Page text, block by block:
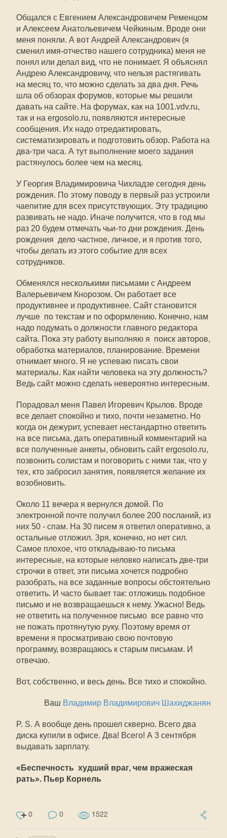
Общался с Евгением Александровичем Ременцом
и Алексеем Анатольевичем Чейкиным. Вроде они
меня поняли. А вот Андрей Александрович (я
сменил имя-отчество нашего сотрудника) меня не
понял или делал вид, что не понимает. Я объяснял
Андрею Александровичу, что нельзя растягивать
на месяц то, что можно сделать за два дня. Речь
шла об обзорах форумов, которые мы решили
давать на сайте. На форумах, как на 1001.vdv.ru,
так и на ergosolo.ru, появляются интересные
сообщения. Их надо отредактировать,
систематизировать и подготовить обзор. Работа на
два-три часа. А тут выполнение моего задания
растянулось более чем на месяц.
У Георгия Владимировича Чихладзе сегодня день
рождения. По этому поводу в первый раз устроили
чаепитие для всех присутствующих. Эту традицию
развивать не надо. Иначе получится, что в год мы
раз 20 будем отмечать чьи-то дни рождения. День
рождения  дело частное, личное, и я против того,
чтобы делать из этого событие для всех
сотрудников.
Обменялся несколькими письмами с Андреем
Валерьевичем Кнорозом. Он работает все
продуктивнее и продуктивнее. Сайт становится
лучше  по текстам и по оформлению. Конечно, нам
надо подумать о должности главного редактора
сайта. Пока эту работу выполняю я  поиск авторов,
обработка материалов, планирование. Времени
отнимает много. Я не успеваю писать свои
материалы. Как найти человека на эту должность?
Ведь сайт можно сделать невероятно интересным.
Порадовал меня Павел Игоревич Крылов. Вроде
все делает спокойно и тихо, почти незаметно. Но
когда он дежурит, успевает нестандартно ответить
на все письма, дать оперативный комментарий на
все полученные анкеты, обновить сайт ergosolo.ru,
позвонить солистам и поговорить с ними так, что у
тех, кто забросил занятия, появляется желание их
возобновить.
Около 11 вечера я вернулся домой. По
электронной почте получил более 200 посланий, из
них 50 - спам. На 30 писем я ответил оперативно, а
остальные отложил. Зря, конечно, но нет сил.
Самое плохое, что откладываю-то письма
интересные, на которые неловко написать две-три
строчки в ответ, эти письма хочется подробно
разобрать, на все заданные вопросы обстоятельно
ответить. И часто бывает так: отложишь подобное
письмо и не возвращаешься к нему. Ужасно! Ведь
не ответить на полученное письмо  все равно что
не пожать протянутую руку. Поэтому время от
времени я просматриваю свою почтовую
программу, возвращаюсь к старым письмам. И
отвечаю.
Вот, собственно, и весь день. Все тихо и спокойно.
Ваш Владимир Владимирович Шахиджанян
P. S. А вообще день прошел скверно. Всего два
диска купили в офисе. Два! Всего! А 3 сентября
выдавать зарплату.
«Беспечность  худший враг, чем вражеская
рать». Пьер Корнель
0 0 1522